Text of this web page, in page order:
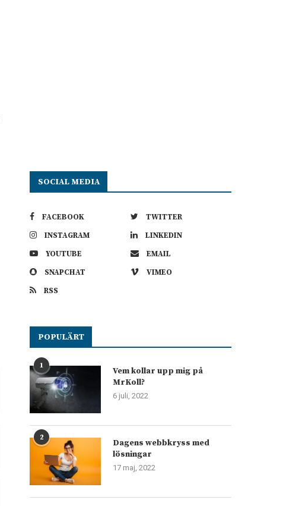
SOCIAL MEDIA
FACEBOOK
TWITTER
INSTAGRAM
LINKEDIN
YOUTUBE
EMAIL
SNAPCHAT
VIMEO
RSS
POPULÄRT
1
Vem kollar upp mig på
MrKoll?
6 juli, 2022
2
Dagens webbkryss med
lösningar
17 maj, 2022